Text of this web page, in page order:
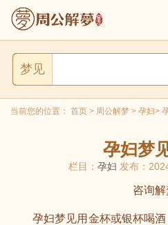
梦见
当前您的位置： 首页 > 周公解梦 > 孕妇>
孕妇梦
栏目： 孕妇 发布：
咨询
孕妇梦见用金杯或银杯喝酒